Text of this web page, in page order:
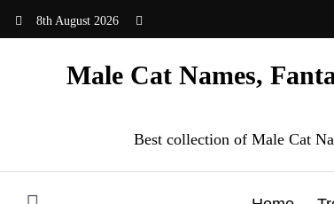
8th August 2026
Male Cat Names,
Best collection of Male Cat